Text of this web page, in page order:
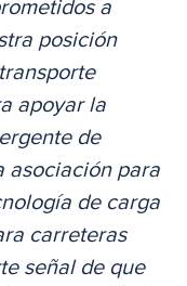
a
posición
apoyar la
de
asociación para
de carga
carreteras
señal de que